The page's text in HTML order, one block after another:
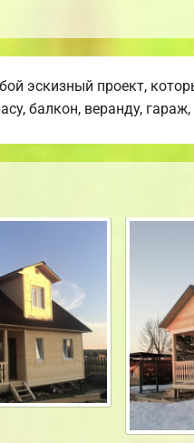
эскизный проект,
балкон, веранду,